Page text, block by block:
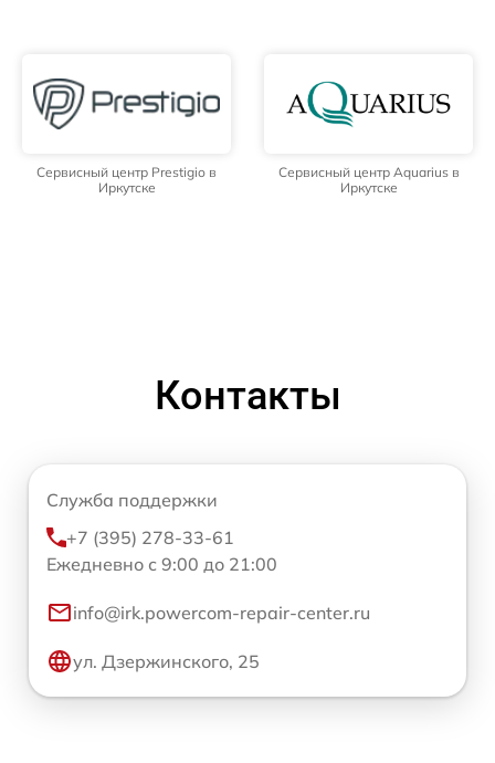
Сервисный центр Prestigio в
Иркутске
Сервисный центр Aquarius в
Иркутске
Контакты
Служба поддержки
+7 (395) 278-33-61
Ежедневно с 9:00 до 21:00
info@irk.powercom-repair-center.ru
ул. Дзержинского, 25